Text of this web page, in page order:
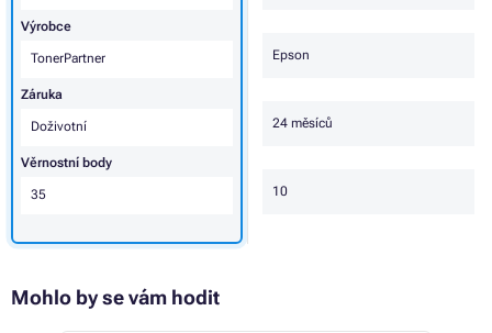
Epson
24 měsíců
10
Výrobce
TonerPartner
Záruka
Doživotní
Věrnostní body
35
Mohlo by se vám hodit